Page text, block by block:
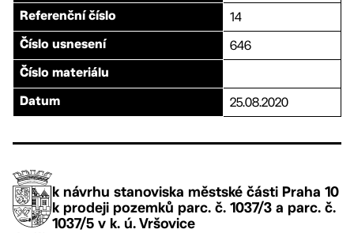
Referenční číslo 14
Číslo usnesení 646
Číslo materiálu
Datum 25.08.2020
k návrhu stanoviska městské části Praha 10
k prodeji pozemků parc. č. 1037/3 a parc. č.
1037/5 v k. ú. Vršovice